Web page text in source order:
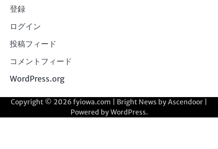
登録
ログイン
投稿フィード
コメントフィード
WordPress.org
Copyright © 2026fyiowa.com | Bright News byAscendoor
Powered byWordPress.